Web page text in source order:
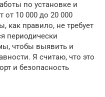
по установке и
от 10 000 до 20 000
как правило, не требует
периодически
чтобы выявить и
Я считаю, что это
и безопасность